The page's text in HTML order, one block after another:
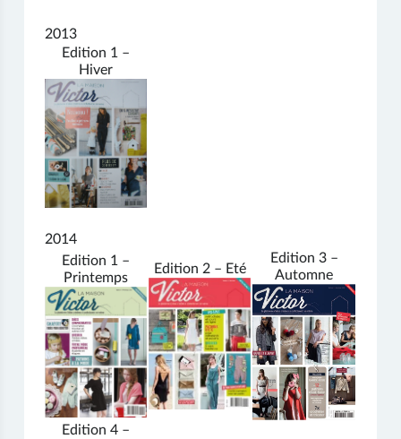
2013
Edition 1 –
Hiver
2014
Edition 1 –
Printemps
Edition 2 – Eté
Edition 3 –
Automne
Edition 4 –